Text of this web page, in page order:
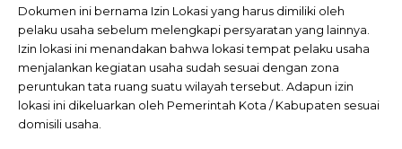
Dokumen ini bernama Izin Lokasi yang harus dimiliki oleh
pelaku usaha sebelum melengkapi persyaratan yang lainnya.
Izin lokasi ini menandakan bahwa lokasi tempat pelaku usaha
menjalankan kegiatan usaha sudah sesuai dengan zona
peruntukan tata ruang suatu wilayah tersebut. Adapun izin
lokasi ini dikeluarkan oleh Pemerintah Kota / Kabupaten sesuai
domisili usaha.